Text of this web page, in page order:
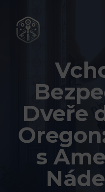
obsah
Dveře
s